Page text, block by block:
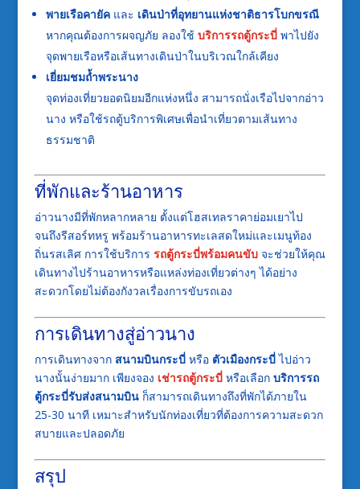
พายเรือคายัคและ เดินป่าที่อุทยานแห่งชาติธารโบกขรณี
หากคุณต้องการผจญภัย ลองใช้ บริการรถตู้กระบี่พาไปยัง
จุดพายเรือหรือเส้นทางเดินป่าในบริเวณใกล้เคียง
เยี่ยมชมถ้ำพระนาง
จุดท่องเที่ยวยอดนิยมอีกแห่งหนึ่ง สามารถนั่งเรือไปจากอ่าว
นาง หรือใช้รถตู้บริการพิเศษเพื่อนำเที่ยวตามเส้นทาง
ธรรมชาติ
ที่พักและร้านอาหาร
อ่าวนางมีที่พักหลากหลาย ตั้งแต่โฮสเทลราคาย่อมเยาไป
จนถึงรีสอร์ทหรู พร้อมร้านอาหารทะเลสดใหม่และเมนูท้อง
ถิ่นรสเลิศ การใช้บริการ รถตู้กระบี่พร้อมคนขับจะช่วยให้คุณ
เดินทางไปร้านอาหารหรือแหล่งท่องเที่ยวต่างๆ ได้อย่าง
สะดวกโดยไม่ต้องกังวลเรื่องการขับรถเอง
การเดินทางสู่อ่าวนาง
การเดินทางจาก สนามบินกระบี่หรือ ตัวเมืองกระบี่ไปอ่าว
นางนั้นง่ายมาก เพียงจอง เช่ารถตู้กระบี่หรือเลือก บริการรถ
ตู้กระบี่รับส่งสนามบินก็สามารถเดินทางถึงที่พักได้ภายใน
25-30 นาที เหมาะสำหรับนักท่องเที่ยวที่ต้องการความสะดวก
สบายและปลอดภัย
สรุป